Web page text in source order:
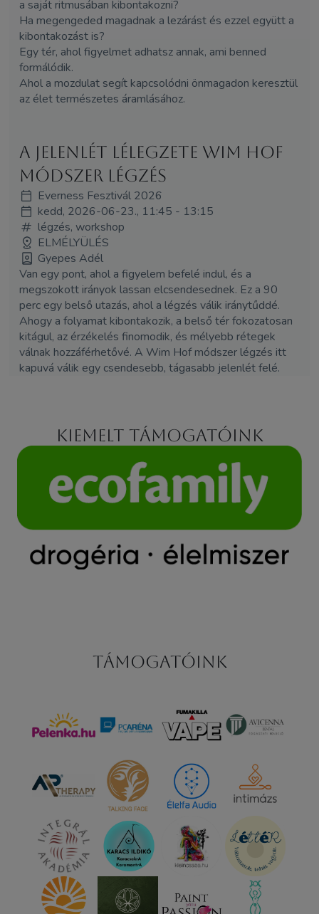
a saját ritmusában kibontakozni?
Ha megengeded magadnak a lezárást és ezzel együtt a
kibontakozást is?
Egy tér, ahol figyelmet adhatsz annak, ami benned
formálódik.
Ahol a mozdulat segít kapcsolódni önmagadon keresztül
az élet természetes áramlásához.
A jelenlét lélegzete Wim Hof
módszer légzés
Everness Fesztivál 2026
kedd, 2026-06-23., 11:45 - 13:15
légzés, workshop
ELMÉLYÜLÉS
Gyepes Adél
Van egy pont, ahol a figyelem befelé indul, és a
megszokott irányok lassan elcsendesednek. Ez a 90
perc egy belső utazás, ahol a légzés válik iránytűddé.
Ahogy a folyamat kibontakozik, a belső tér fokozatosan
kitágul, az érzékelés finomodik, és mélyebb rétegek
válnak hozzáférhetővé. A Wim Hof módszer légzés itt
kapuvá válik egy csendesebb, tágasabb jelenlét felé.
Kiemelt támogatóink
Támogatóink